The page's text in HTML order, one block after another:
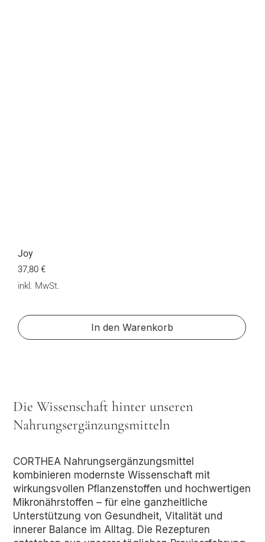
Joy
Preis
37,80 €
inkl. MwSt.
In den Warenkorb
Die Wissenschaft hinter unseren
Nahrungsergänzungsmitteln
CORTHEA Nahrungsergänzungsmittel
kombinieren modernste Wissenschaft mit
wirkungsvollen Pflanzenstoffen und hochwertigen
Mikronährstoffen – für eine ganzheitliche
Unterstützung von Gesundheit, Vitalität und
innerer Balance im Alltag. Die Rezepturen